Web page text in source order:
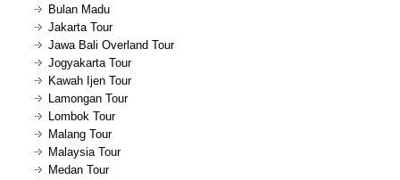
Bulan Madu
Jakarta Tour
Jawa Bali Overland Tour
Jogyakarta Tour
Kawah Ijen Tour
Lamongan Tour
Lombok Tour
Malang Tour
Malaysia Tour
Medan Tour